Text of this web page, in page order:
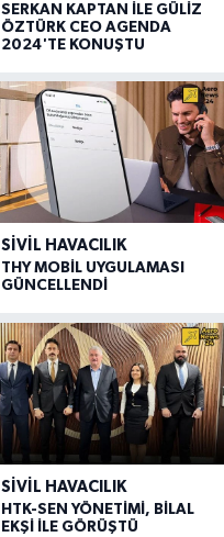
SERKAN KAPTAN İLE GÜLİZ
ÖZTÜRK CEO AGENDA
2024'TE KONUŞTU
SIVIL HAVACILIK
THY MOBİL UYGULAMASI
GÜNCELLENDİ
SIVIL HAVACILIK
HTK-SEN YÖNETİMİ, BİLAL
EKŞİ İLE GÖRÜŞTÜ